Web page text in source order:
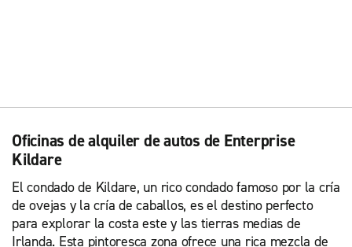
Oficinas de alquiler de autos de Enterprise
Kildare
El condado de Kildare, un rico condado famoso por la cría
de ovejas y la cría de caballos, es el destino perfecto
para explorar la costa este y las tierras medias de
Irlanda. Esta pintoresca zona ofrece una rica mezcla de